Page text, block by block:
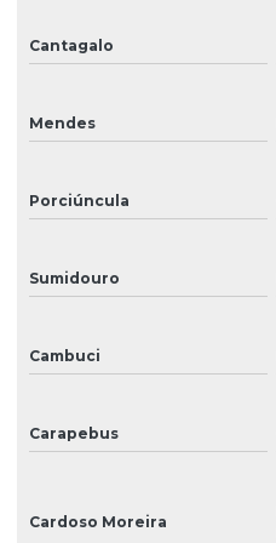
Reparo de impressoras
Sinalização
Sinalização externa
Sinalização interna
Sinalização visual
Cantagalo
Mendes
Porciúncula
Sumidouro
Cambuci
Carapebus
Cardoso Moreira